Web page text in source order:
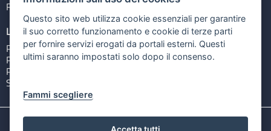
Rubrica
Link utili
Portale Istituzionale
PO FESR Puglia 2014-2020
PSR Puglia 2014-2020
Sistema Puglia
Questo sito web utilizza cookie essenziali per garantire
il suo corretto funzionamento e cookie di terze parti
per fornire servizi erogati da portali esterni. Questi
ultimi saranno impostati solo dopo il consenso.
Fammi scegliere